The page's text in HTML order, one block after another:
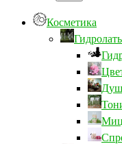
Косметика